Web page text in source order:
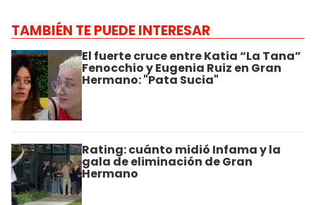
TAMBIÉN TE PUEDE INTERESAR
El fuerte cruce entre Katia “La Tana”
Fenocchio y Eugenia Ruiz en Gran
Hermano: "Pata Sucia"
Rating: cuánto midió Infama y la
gala de eliminación de Gran
Hermano